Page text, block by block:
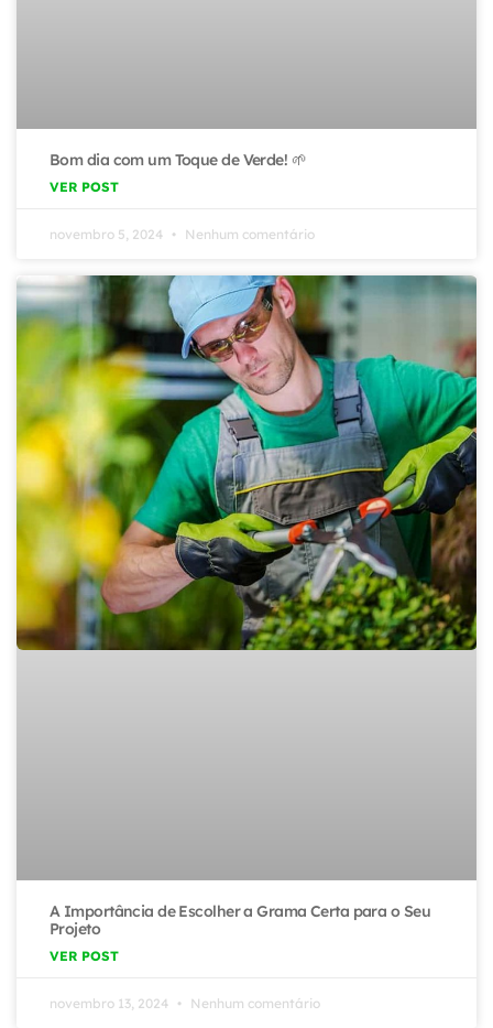
Bom dia com um Toque de Verde! 🌱
VER POST
novembro 5, 2024 Nenhum comentário
A Importância de Escolher a Grama Certa para o Seu
Projeto
VER POST
novembro 13, 2024 Nenhum comentário